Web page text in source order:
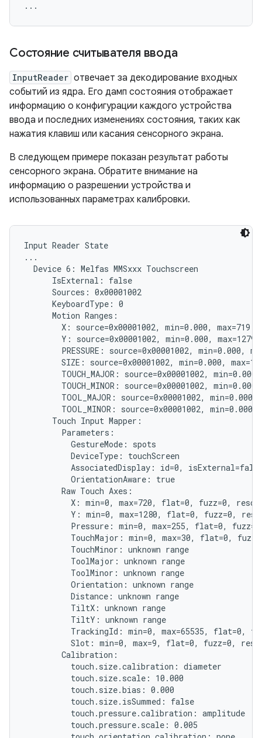
Состояние считывателя ввода
InputReader отвечает за декодирование входных
событий из ядра. Его дамп состояния отображает
информацию о конфигурации каждого устройства
ввода и последних изменениях состояния, таких как
нажатия клавиш или касания сенсорного экрана.
В следующем примере показан результат работы
сенсорного экрана. Обратите внимание на
информацию о разрешении устройства и
использованных параметрах калибровки.
Input Reader State
...
  Device 6: Melfas MMSxxx Touchscreen
      IsExternal: false
      Sources: 0x00001002
      KeyboardType: 0
      Motion Ranges:
X: source=0x00001002, min=0.000,
Y: source=0x00001002, min=0.000,
PRESSURE: source=0x00001002, min=0.000,
SIZE: source=0x00001002, min=0.000,
TOUCH_MAJOR: source=0x00001002,
TOUCH_MINOR: source=0x00001002,
TOOL_MAJOR: source=0x00001002, min=0.000,
TOOL_MINOR: source=0x00001002, min=0.000,
      Touch Input Mapper:
        Parameters:
          GestureMode: spots
          DeviceType: touchScreen
AssociatedDisplay: id=0,
          OrientationAware: true
        Raw Touch Axes:
X: min=0, max=720, flat=0, fuzz=0,
Y: min=0, max=1280, flat=0, fuzz=0,
Pressure: min=0, max=255, flat=0,
TouchMajor: min=0, max=30, flat=0,
          TouchMinor: unknown range
          ToolMajor: unknown range
          ToolMinor: unknown range
          Orientation: unknown range
          Distance: unknown range
          TiltX: unknown range
          TiltY: unknown range
TrackingId: min=0, max=65535, flat=0,
Slot: min=0, max=9, flat=0, fuzz=0,
        Calibration:
          touch.size.calibration: diameter
          touch.size.scale: 10.000
          touch.size.bias: 0.000
          touch.size.isSummed: false
          touch.pressure.calibration: amplitude
          touch.pressure.scale: 0.005